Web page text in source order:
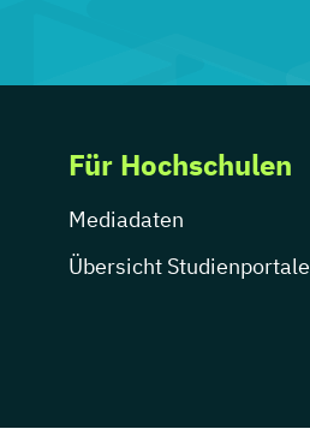
Für Hochschulen
Mediadaten
Übersicht Studienportale